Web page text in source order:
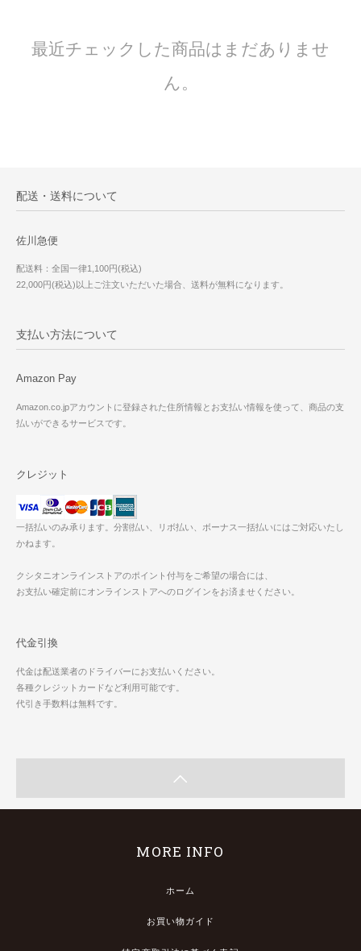
最近チェックした商品はまだありませ
ん。
配送・送料について
佐川急便
配送料：全国一律1,100円(税込)
22,000円(税込)以上ご注文いただいた場合、送料が無料になります。
支払い方法について
Amazon Pay
Amazon.co.jpアカウントに登録された住所情報とお支払い情報を使って、商品の支
払いができるサービスです。
クレジット
一括払いのみ承ります。分割払い、リボ払い、ボーナス一括払いにはご対応いたし
かねます。
クシタニオンラインストアのポイント付与をご希望の場合には、
お支払い確定前にオンラインストアへのログインをお済ませください。
代金引換
代金は配送業者のドライバーにお支払いください。
各種クレジットカードなど利用可能です。
代引き手数料は無料です。
MORE INFO
ホーム
お買い物ガイド